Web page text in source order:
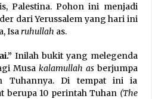
Palestina. Pohon ini menjadi
dari Yerussalem yang hari ini
Isaruhullah as.
Inilah bukit yang melegenda
Musa kalamullah asberjumpa
Tuhannya. Di tempat ini ia
berupa 10 perintah Tuhan (The